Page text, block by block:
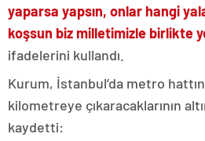
yaparsa yapsın, onlar hangi
koşsun biz milletimizle birlikte
ifadelerini kullandı.
Kurum, İstanbul’da metro
kilometreye çıkaracaklarının
kaydetti: